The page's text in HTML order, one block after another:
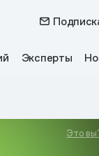
Эксперты
Это